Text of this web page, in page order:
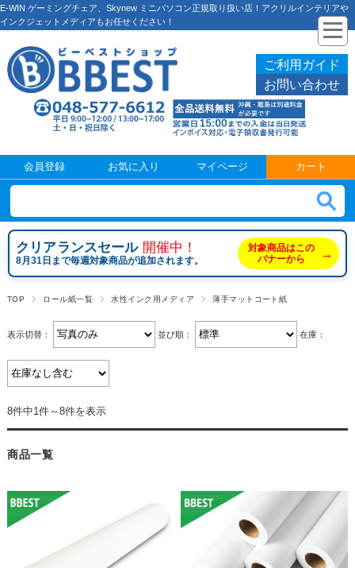
E-WIN ゲーミングチェア、Skynew ミニパソコン正規取り扱い店！アクリルインテリアや
インクジェットメディアもお任せください！
ご利用ガイド
お問い合わせ
会員登録 お気に入り マイページ カート
クリアランスセール 開催中！
8月31日まで毎週対象商品が追加されます。
対象商品はこの
バナーから
→
TOP ロール紙一覧 水性インク用メディア 薄手マットコート紙
表示切替： 並び順： 在庫：
8件中1件～8件を表示
商品一覧